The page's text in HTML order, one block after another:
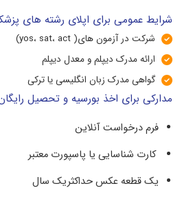
شرایط عمومی برای اپلای رشته های
شرکت در آزمون های( yos، sat، act)
ارائه مدرک دیپلم و معدل دیپلم
گواهی مدرک زبان انگلیسی یا ترکی
مدارکی برای اخذ بورسیه و تحصیل
فرم درخواست آنلاین
کارت شناسایی یا پاسپورت معتبر
یک قطعه عکس حداکثریک سال